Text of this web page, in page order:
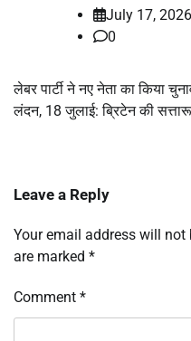
July 17, 2026
0
लेबर पार्टी ने नए नेता का किया
लंदन, 18 जुलाई: ब्रिटेन की
Leave a Reply
Your email address will not
are marked *
Comment *